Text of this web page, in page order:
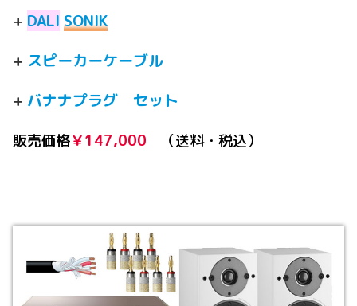
+ DALI SONIK
+ スピーカーケーブル
+ バナナプラグ セット
販売価格￥147,000 （送料・税込）